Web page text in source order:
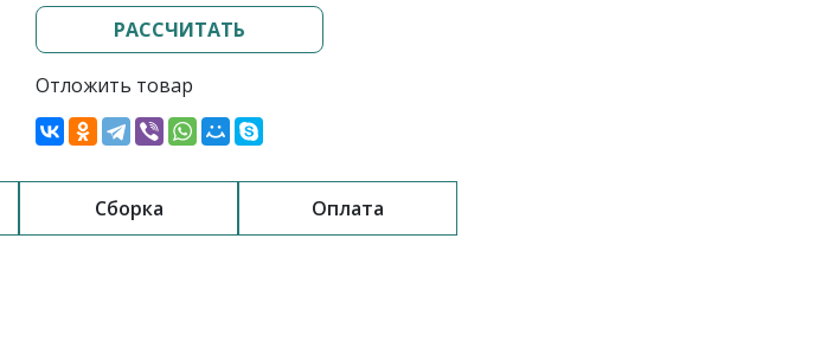
РАССЧИТАТЬ
Отложить товар
Сборка Оплата